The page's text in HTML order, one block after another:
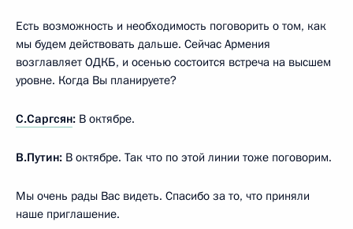
Есть возможность и необходимость поговорить о том, как
мы будем действовать дальше. Сейчас Армения
возглавляет ОДКБ, и осенью состоится встреча на высшем
уровне. Когда Вы планируете?
С.Саргсян: В октябре.
В.Путин: В октябре. Так что по этой линии тоже поговорим.
Мы очень рады Вас видеть. Спасибо за то, что приняли
наше приглашение.